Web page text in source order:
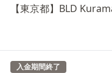
【東京都】BLD
入金期間終了